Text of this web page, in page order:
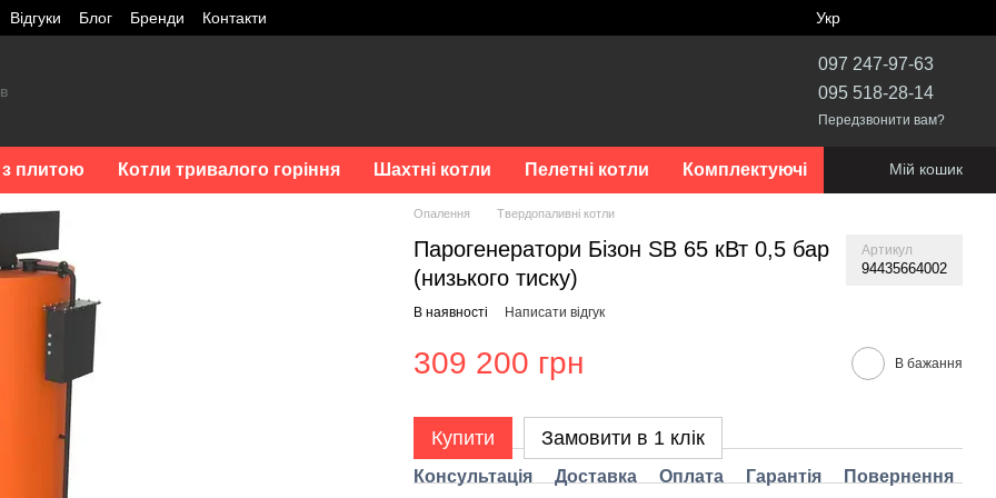
Відгуки Блог Бренди Контакти Укр
097 247-97-63
095 518-28-14
Передзвонити вам?
з плитою Котли тривалого горіння Шахтні котли Пелетні котли Комплектуючі Мій кошик
Опалення Твердопаливні котли
Парогенератори Бізон SB 65 кВт 0,5 бар
(низького тиску)
Артикул
94435664002
В наявності Написати відгук
309 200 грн В бажання
Купити Замовити в 1 клік
Консультація Доставка Оплата Гарантія
Повернення